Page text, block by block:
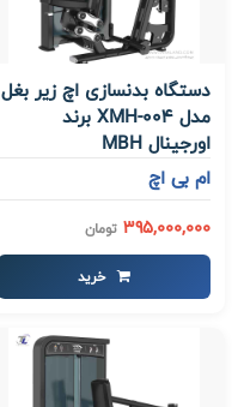
دستگاه بدنسازی اچ زیر بغل
مدل XMH-004 برند
اورجینال MBH
ام بی اچ
395,000,000 تومان
خرید